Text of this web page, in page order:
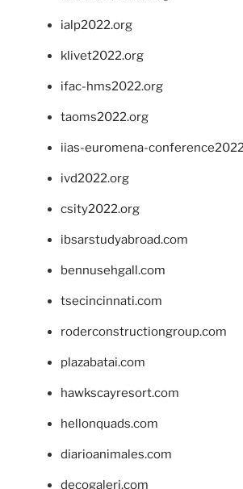
ialp2022.org
klivet2022.org
ifac-hms2022.org
taoms2022.org
iias-euromena-
ivd2022.org
csity2022.org
ibsarstudyabroad.com
bennusehgall.com
tsecincinnati.com
roderconstructiongroup.com
plazabatai.com
hawkscayresort.com
hellonquads.com
diarioanimales.com
decogaleri.com